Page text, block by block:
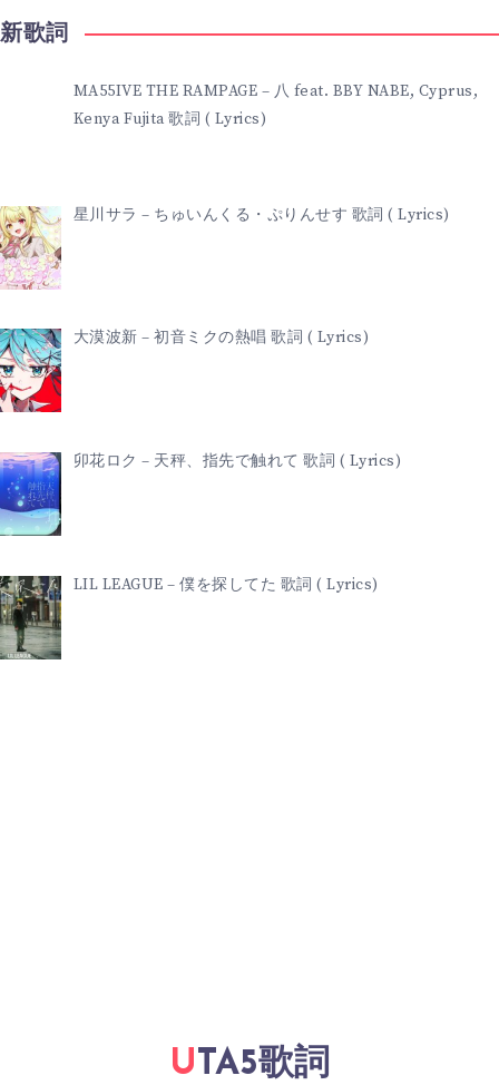
歌詞
MA55IVE THE RAMPAGE – 八 feat. BBY NABE, Cyprus,
Kenya Fujita 歌詞 ( Lyrics)
星川サラ – ちゅいんくる・ぷりんせす 歌詞 ( Lyrics)
大漠波新 – 初音ミクの熱唱 歌詞 ( Lyrics)
卯花ロク – 天秤、指先で触れて 歌詞 ( Lyrics)
LIL LEAGUE – 僕を探してた 歌詞 ( Lyrics)
UTA5歌詞